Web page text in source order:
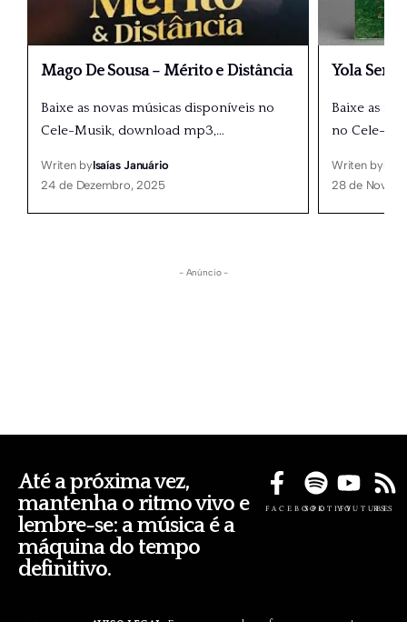
Mago De Sousa – Mérito e Distância
Baixe as novas músicas disponíveis no
Cele-Musik, download mp3,…
Writen byIsaías Januário
24 de Dezembro, 2025
Yola
Baixe as
no Cele-
Writen by
28 de
- Anúncio -
Até a próxima vez,
mantenha o ritmo vivo e
lembre-se: a música é a
máquina do tempo
definitivo.
FACEBOOKSPOTIFYYOUTUBE
RSS